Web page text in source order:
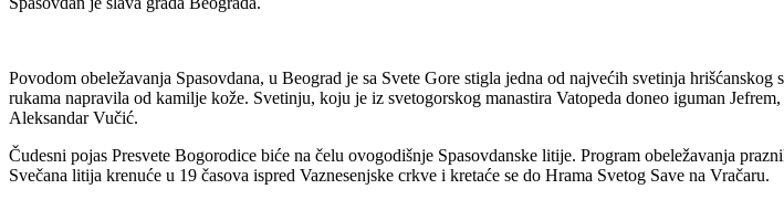
Povodom obeležavanja Spasovdana, u Beograd je sa Svete Gore stigla jedna od najvećih svetinja
rukama napravila od kamilje kože. Svetinju, koju je iz svetogorskog manastira Vatopeda doneo iguman
Aleksandar Vučić.
Čudesni pojas Presvete Bogorodice biće na čelu ovogodišnje Spasovdanske litije. Program obeležavanja
Svečana litija krenuće u 19 časova ispred Vaznesenjske crkve i kretaće se do Hrama Svetog Save na Vračaru.